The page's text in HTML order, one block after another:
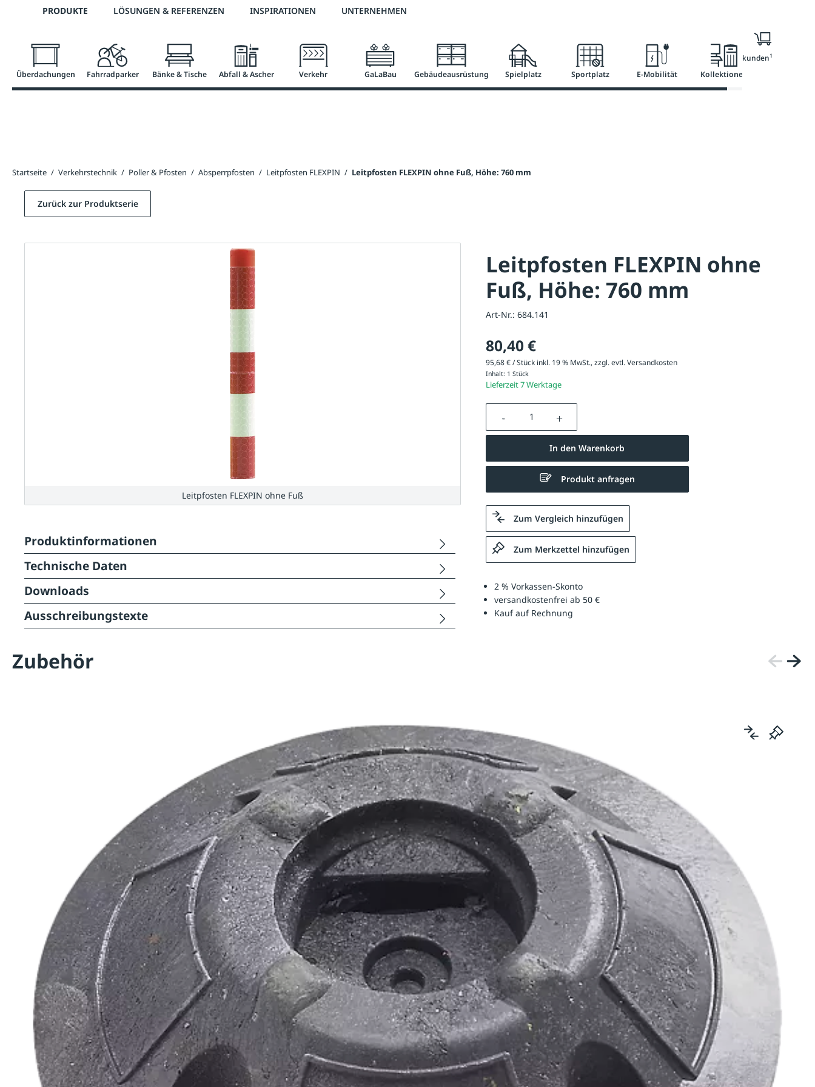
Zur Hauptnavigation springen
Telefon: 0800 / 100 49 02 2 % Vorkassen-Skonto versandkostenfrei ab 50 €
PRODUKTE LÖSUNGEN & REFERENZEN INSPIRATIONEN UNTERNEHMEN
Überdachungen Fahrradparker Bänke & Tische Abfall & Ascher Verkehr GaLaBau Gebäudeausrüstung Spielplatz Sportplatz E-Mobilität Kollektionen
Nur für Geschäftskunden1
Startseite / Verkehrstechnik / Poller & Pfosten / Absperrpfosten / Leitpfosten FLEXPIN / Leitpfosten FLEXPIN ohne Fuß, Höhe: 760 mm
Leitpfosten FLEXPIN ohne
Fuß, Höhe: 760 mm
Art-Nr.: 684.141
80,40 €
95,68 € / Stück inkl. 19 % MwSt., zzgl. evtl.Versandkosten
Inhalt: 1 Stück
Lieferzeit 7 Werktage
Produkt Anzahl: Gib den gewünschten Wert ein oder
In den Warenkorb
Produkt anfragen
Zum Vergleich hinzufügen
Zum Merkzettel hinzufügen
2 % Vorkassen-Skonto
versandkostenfrei ab 50 €
Kauf auf Rechnung
Zurück zur Produktserie
Leitpfosten FLEXPIN ohne Fuß
Produktinformationen
Technische Daten
Downloads
Ausschreibungstexte
Zubehör